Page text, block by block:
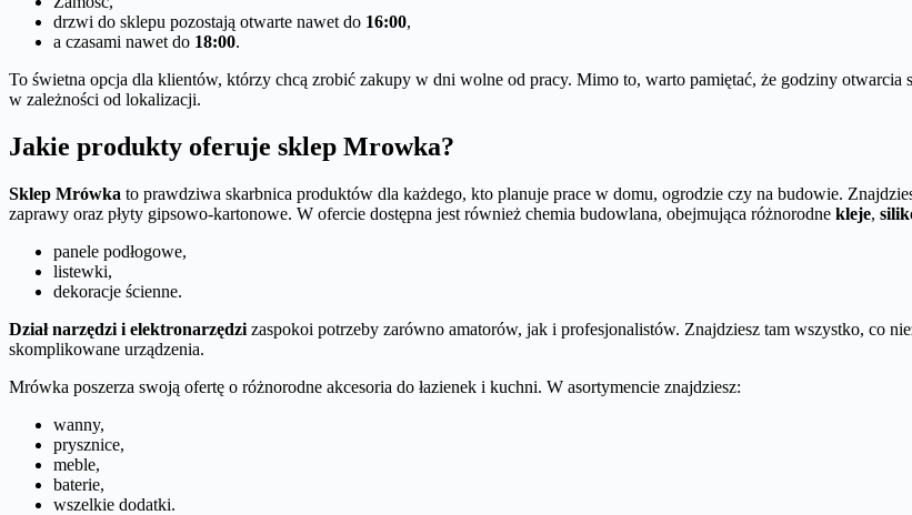
drzwi do sklepu pozostają otwarte nawet do 16:00,
a czasami nawet do 18:00.
To świetna opcja dla klientów, którzy chcą zrobić zakupy w dni wolne od pracy. Mimo to, warto pamiętać, że godziny
w zależności od lokalizacji.
Jakie produkty oferuje sklep Mrowka?
Sklep Mrówka to prawdziwa skarbnica produktów dla każdego, kto planuje prace w domu, ogrodzie czy na budowie.
zaprawy oraz płyty gipsowo-kartonowe. W ofercie dostępna jest również chemia budowlana, obejmująca różnorodne kleje,
panele podłogowe,
listewki,
dekoracje ścienne.
Dział narzędzi i elektronarzędzi zaspokoi potrzeby zarówno amatorów, jak i profesjonalistów. Znajdziesz tam wszystko, co
skomplikowane urządzenia.
Mrówka poszerza swoją ofertę o różnorodne akcesoria do łazienek i kuchni. W asortymencie znajdziesz:
wanny,
prysznice,
meble,
baterie,
wszelkie dodatki.